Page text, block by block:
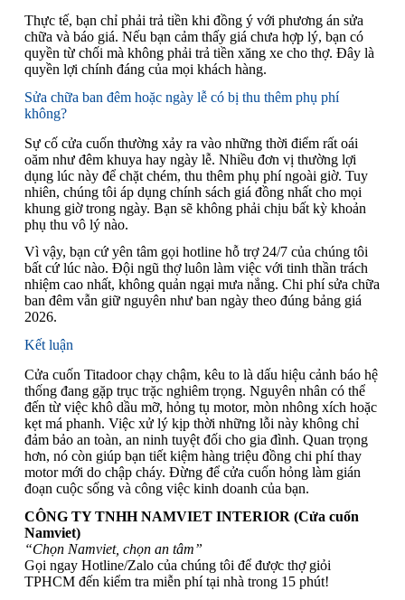
Thực tế, bạn chỉ phải trả tiền khi đồng ý với phương án sửa
chữa và báo giá. Nếu bạn cảm thấy giá chưa hợp lý, bạn có
quyền từ chối mà không phải trả tiền xăng xe cho thợ. Đây là
quyền lợi chính đáng của mọi khách hàng.
Sửa chữa ban đêm hoặc ngày lễ có bị thu thêm phụ phí
không?
Sự cố cửa cuốn thường xảy ra vào những thời điểm rất oái
oăm như đêm khuya hay ngày lễ. Nhiều đơn vị thường lợi
dụng lúc này để chặt chém, thu thêm phụ phí ngoài giờ. Tuy
nhiên, chúng tôi áp dụng chính sách giá đồng nhất cho mọi
khung giờ trong ngày. Bạn sẽ không phải chịu bất kỳ khoản
phụ thu vô lý nào.
Vì vậy, bạn cứ yên tâm gọi hotline hỗ trợ 24/7 của chúng tôi
bất cứ lúc nào. Đội ngũ thợ luôn làm việc với tinh thần trách
nhiệm cao nhất, không quản ngại mưa nắng. Chi phí sửa chữa
ban đêm vẫn giữ nguyên như ban ngày theo đúng bảng giá
2026.
Kết luận
Cửa cuốn Titadoor chạy chậm, kêu to là dấu hiệu cảnh báo hệ
thống đang gặp trục trặc nghiêm trọng. Nguyên nhân có thể
đến từ việc khô dầu mỡ, hỏng tụ motor, mòn nhông xích hoặc
kẹt má phanh. Việc xử lý kịp thời những lỗi này không chỉ
đảm bảo an toàn, an ninh tuyệt đối cho gia đình. Quan trọng
hơn, nó còn giúp bạn tiết kiệm hàng triệu đồng chi phí thay
motor mới do chập cháy. Đừng để cửa cuốn hỏng làm gián
đoạn cuộc sống và công việc kinh doanh của bạn.
CÔNG TY TNHH NAMVIET INTERIOR (Cửa cuốn
Namviet)
“Chọn Namviet, chọn an tâm”
Gọi ngay Hotline/Zalo của chúng tôi để được thợ giỏi
TPHCM đến kiểm tra miễn phí tại nhà trong 15 phút!